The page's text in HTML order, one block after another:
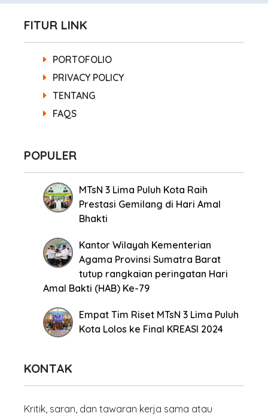
FITUR LINK
PORTOFOLIO
PRIVACY POLICY
TENTANG
FAQS
POPULER
MTsN 3 Lima Puluh Kota Raih
Prestasi Gemilang di Hari Amal
Bhakti
Kantor Wilayah Kementerian
Agama Provinsi Sumatra Barat
tutup rangkaian peringatan Hari
Amal Bakti (HAB) Ke-79
Empat Tim Riset MTsN 3 Lima Puluh
Kota Lolos ke Final KREASI 2024
KONTAK
Kritik, saran, dan tawaran kerja sama atau